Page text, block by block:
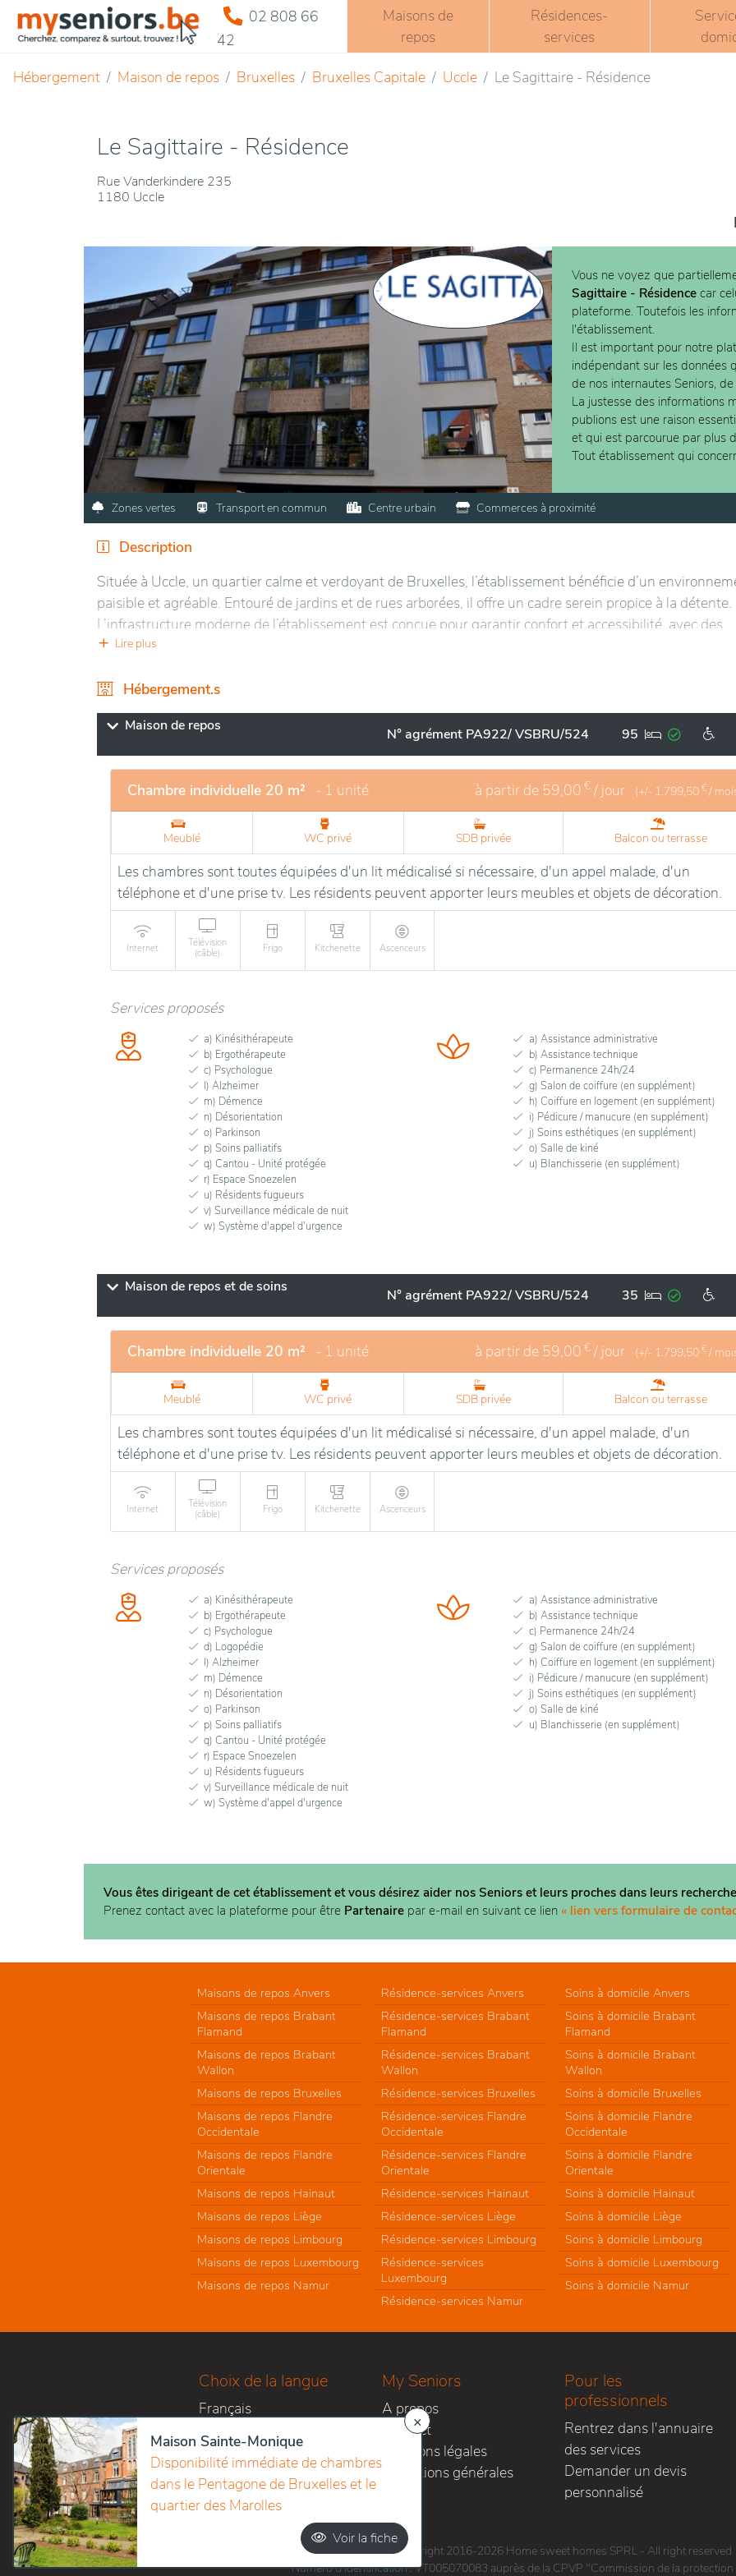
02 808 66
42
Maisons de
repos
Résidences-
services
Hébergement Maison de repos Bruxelles Bruxelles Capitale Uccle Le Sagittaire - Résidence
Le Sagittaire - Résidence
Rue Vanderkindere 235
1180 Uccle
Vous ne voyez que
Sagittaire - Résidence car
plateforme. Toutefois les
l'établissement.
Il est important pour notre
indépendant sur les données
de nos internautes Seniors,
La justesse des informations
publions est une raison
et qui est parcourue par plus
Tout établissement qui
Zones vertes Transport en commun Centre urbain Commerces à proximité
Description
Située à Uccle, un quartier calme et verdoyant de Bruxelles, l’établissement bénéficie d’un
paisible et agréable. Entouré de jardins et de rues arborées, il offre un cadre serein propice à la détente.
L’infrastructure moderne de l’établissement est conçue pour garantir confort et accessibilité, avec des
espaces lumineux et bien aménagés. Les résidents peuvent participer à diverses activités et bénéficier
déplacements et l’accès aux services locaux, favorisant ainsi une intégration harmonieuse dans la vie
quartier.
Lire plus
Hébergement.s
Maison de repos N° agrément PA922/ VSBRU/524 95
Chambre individuelle 20 m² - 1 unité à partir de 59,00 € / jour (+/- 1.799,50 € /
Meublé WC privé SDB privée Balcon ou terrasse
Les chambres sont toutes équipées d'un lit médicalisé si nécessaire, d'un appel malade, d'un
téléphone et d'une prise tv. Les résidents peuvent apporter leurs meubles et objets de décoration.
Internet
Télévision
(câble)
Frigo Kitchenette Ascenceurs
Services proposés
a) Kinésithérapeute
b) Ergothérapeute
c) Psychologue
l) Alzheimer
m) Démence
n) Désorientation
o) Parkinson
p) Soins palliatifs
q) Cantou - Unité protégée
r) Espace Snoezelen
u) Résidents fugueurs
v) Surveillance médicale de nuit
w) Système d'appel d'urgence
a) Assistance administrative
b) Assistance technique
c) Permanence 24h/24
g) Salon de coiffure (en supplément)
h) Coiffure en logement (en supplément)
i) Pédicure / manucure (en supplément)
j) Soins esthétiques (en supplément)
o) Salle de kiné
u) Blanchisserie (en supplément)
Maison de repos et de soins N° agrément PA922/ VSBRU/524 35
Chambre individuelle 20 m² - 1 unité à partir de 59,00 € / jour (+/- 1.799,50 € /
Meublé WC privé SDB privée Balcon ou terrasse
Les chambres sont toutes équipées d'un lit médicalisé si nécessaire, d'un appel malade, d'un
téléphone et d'une prise tv. Les résidents peuvent apporter leurs meubles et objets de décoration.
Internet
Télévision
(câble)
Frigo Kitchenette Ascenceurs
Services proposés
a) Kinésithérapeute
b) Ergothérapeute
c) Psychologue
d) Logopédie
l) Alzheimer
m) Démence
n) Désorientation
o) Parkinson
p) Soins palliatifs
q) Cantou - Unité protégée
r) Espace Snoezelen
u) Résidents fugueurs
v) Surveillance médicale de nuit
w) Système d'appel d'urgence
a) Assistance administrative
b) Assistance technique
c) Permanence 24h/24
g) Salon de coiffure (en supplément)
h) Coiffure en logement (en supplément)
i) Pédicure / manucure (en supplément)
j) Soins esthétiques (en supplément)
o) Salle de kiné
u) Blanchisserie (en supplément)
Vous êtes dirigeant de cet établissement et vous désirez aider nos Seniors et leurs proches dans leurs
Prenez contact avec la plateforme pour être Partenaire par e-mail en suivant ce lien « lien vers formulaire de
Maisons de repos Anvers
Maisons de repos Brabant
Flamand
Maisons de repos Brabant
Wallon
Maisons de repos Bruxelles
Maisons de repos Flandre
Occidentale
Maisons de repos Flandre
Orientale
Maisons de repos Hainaut
Maisons de repos Liège
Maisons de repos Limbourg
Maisons de repos Luxembourg
Maisons de repos Namur
Résidence-services Anvers
Résidence-services Brabant
Flamand
Résidence-services Brabant
Wallon
Résidence-services Bruxelles
Résidence-services Flandre
Occidentale
Résidence-services Flandre
Orientale
Résidence-services Hainaut
Résidence-services Liège
Résidence-services Limbourg
Résidence-services
Luxembourg
Résidence-services Namur
Soins à domicile Anvers
Soins à domicile Brabant
Flamand
Soins à domicile Brabant
Wallon
Soins à domicile Bruxelles
Soins à domicile Flandre
Occidentale
Soins à domicile Flandre
Orientale
Soins à domicile Hainaut
Soins à domicile Liège
Soins à domicile Limbourg
Soins à domicile Luxembourg
Soins à domicile Namur
Choix de la langue
Français
My Seniors
A propos
Contact
Mentions légales
Conditions générales
Pour les
professionnels
Rentrez dans l'annuaire
des services
Demander un devis
personnalisé
Copyright 2016-2026 Home sweet homes SPRL - All right reserved
Numéro d’identification : VT005070083 auprès de la CPVP "Commission de la protection
×
Maison Sainte-Monique
Disponibilité immédiate de chambres
dans le Pentagone de Bruxelles et le
quartier des Marolles
Voir la fiche